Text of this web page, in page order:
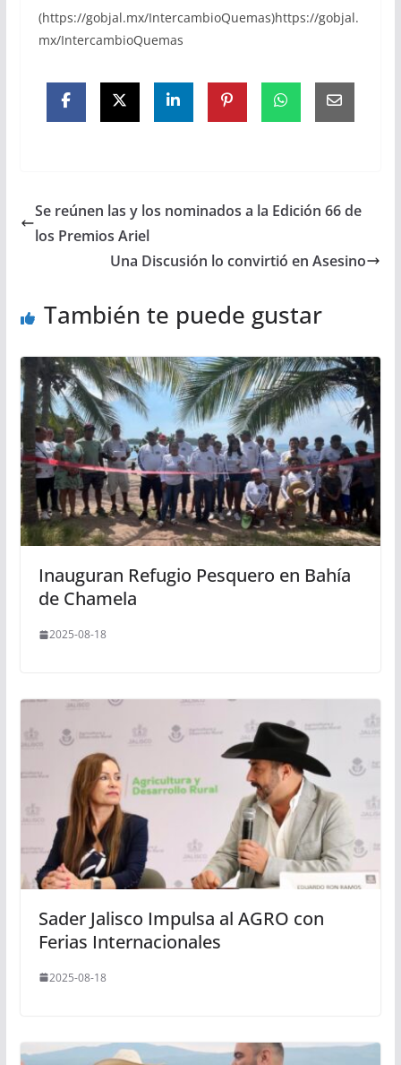
(https://gobjal.mx/IntercambioQuemas)https://gobjal.
mx/IntercambioQuemas
Se reúnen las y los nominados a la Edición 66 de
los Premios Ariel
Una Discusión lo convirtió en Asesino
También te puede gustar
Inauguran Refugio Pesquero en Bahía
de Chamela
2025-08-18
Sader Jalisco Impulsa al AGRO con
Ferias Internacionales
2025-08-18